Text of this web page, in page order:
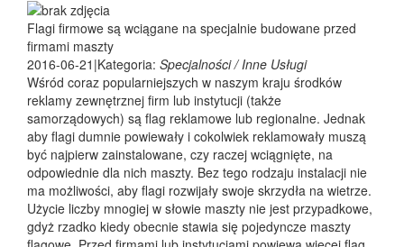
Flagi firmowe są wciągane na specjalnie budowane przed
firmami maszty
2016-06-21 |Kategoria: Specjalności / Inne Usługi
Wśród coraz popularniejszych w naszym kraju środków
reklamy zewnętrznej firm lub instytucji (także
samorządowych) są flag reklamowe lub regionalne. Jednak
aby flagi dumnie powiewały i cokolwiek reklamowały muszą
być najpierw zainstalowane, czy raczej wciągnięte, na
odpowiednie dla nich maszty. Bez tego rodzaju instalacji nie
ma możliwości, aby flagi rozwijały swoje skrzydła na wietrze.
Użycie liczby mnogiej w słowie maszty nie jest przypadkowe,
gdyż rzadko kiedy obecnie stawia się pojedyncze maszty